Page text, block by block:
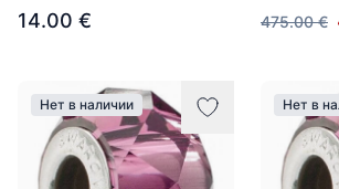
14.00 €
475.00 €
Нет в наличии Нет в